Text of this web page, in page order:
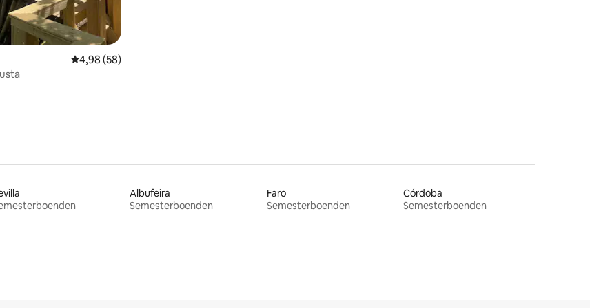
4,98 av 5 i genomsnittligt betyg, 58 omdömen
4,98 (58)
Albufeira
Semesterboenden
Faro
Semesterboenden
Córdoba
Semesterboenden